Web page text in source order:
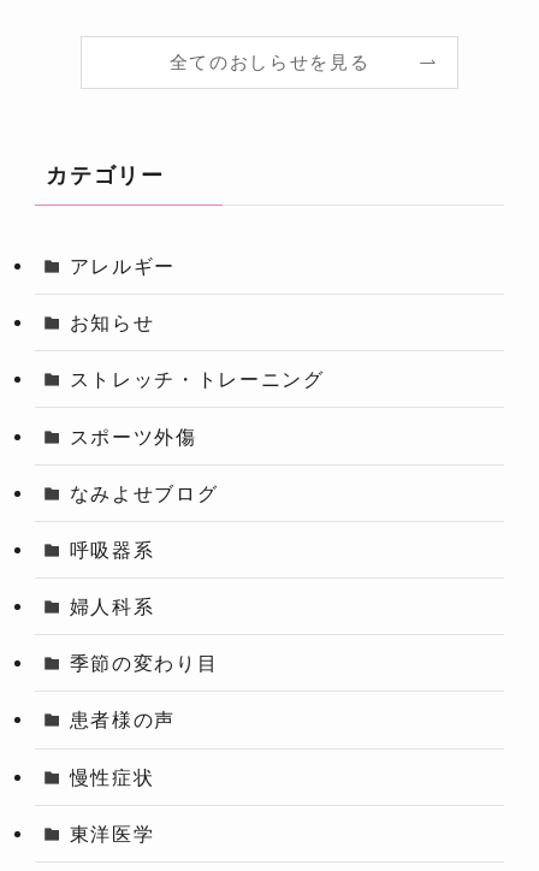
全てのおしらせを見る
カテゴリー
アレルギー
お知らせ
ストレッチ・トレーニング
スポーツ外傷
なみよせブログ
呼吸器系
婦人科系
季節の変わり目
患者様の声
慢性症状
東洋医学